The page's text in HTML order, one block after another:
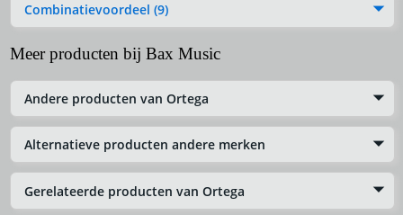
Combinatievoordeel (9)
Meer producten bij Bax Music
Andere producten van Ortega
Alternatieve producten andere merken
Gerelateerde producten van Ortega